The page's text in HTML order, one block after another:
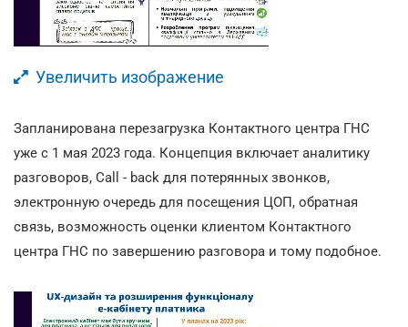
Увеличить изображение
Запланирована перезагрузка Контактного центра ГНС
уже с 1 мая 2023 года. Концепция включает аналитику
разговоров, Call - back для потерянных звонков,
электронную очередь для посещения ЦОП, обратная
связь, возможность оценки клиентом Контактного
центра ГНС по завершению разговора и тому подобное.